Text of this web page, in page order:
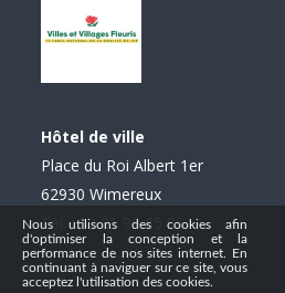
Hôtel de ville
Place du Roi Albert 1er
62930 Wimereux
Tél. : 03 21 99 85 85
Nous utilisons des cookies afin
d'optimiser la conception et la
performance de nos sites internet. En
continuant à naviguer sur ce site, vous
acceptez l'utilisation des cookies.